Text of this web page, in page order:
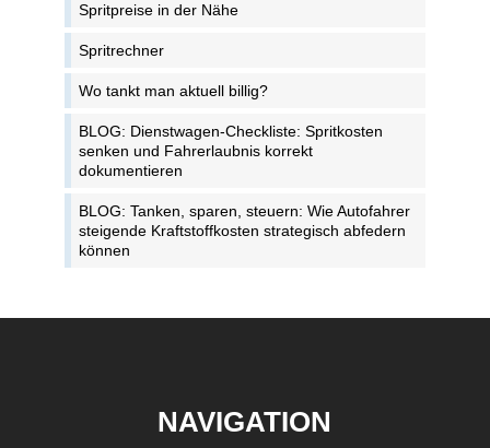
Spritpreise in der Nähe
Spritrechner
Wo tankt man aktuell billig?
BLOG: Dienstwagen-Checkliste: Spritkosten
senken und Fahrerlaubnis korrekt
dokumentieren
BLOG: Tanken, sparen, steuern: Wie Autofahrer
steigende Kraftstoffkosten strategisch abfedern
können
NAVIGATION